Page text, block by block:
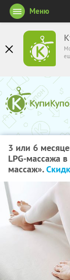
Меню
3 или 6
LPG-массажа
массаж».